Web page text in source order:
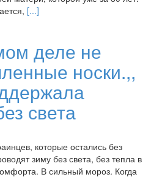
[...]
деле не
носки.,,
света
которые остались без
зиму без света, без тепла в
В сильный мороз. Когда